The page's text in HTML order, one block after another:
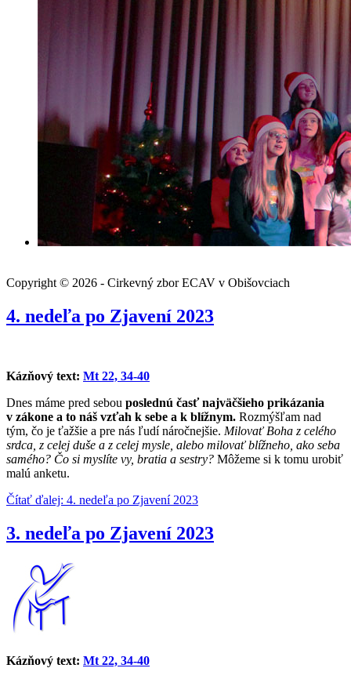
Copyright © 2026 - Cirkevný zbor ECAV v Obišovciach
4. nedeľa po Zjavení 2023
Kázňový text: Mt 22, 34-40
Dnes máme pred sebou poslednú časť najväčšieho prikázania
v zákone a to náš vzťah k sebe a k blížnym. Rozmýšľam nad
tým, čo je ťažšie a pre nás ľudí náročnejšie. Milovať Boha z celého
srdca, z celej duše a z celej mysle, alebo milovať blížneho, ako seba
samého? Čo si myslíte vy, bratia a sestry? Môžeme si k tomu urobiť
malú anketu.
Čítať ďalej: 4. nedeľa po Zjavení 2023
3. nedeľa po Zjavení 2023
Kázňový text: Mt 22, 34-40